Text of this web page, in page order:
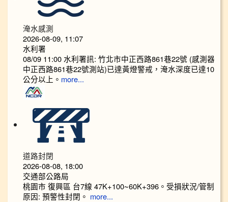
淹水感測
2026-08-09, 11:07
水利署
08/09 11:00 水利署訊: 竹北市中正西路861巷22號 (感測器
中正西路861巷22號測站)已達黃燈警戒，淹水深度已達10
公分以上。​​​ more...
道路封閉
2026-08-08, 18:00
交通部公路局
桃園市 復興區 台7線 47K+100~60K+396。受損狀況/管制
原因: 預警性封閉。
more...